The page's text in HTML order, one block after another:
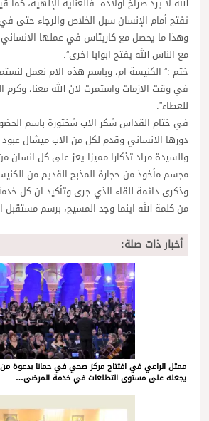
الله لا يرد صراخ أولاده. فالعناية الإلهية، كما
تفتح أمام الإنسان سبل الخلاص والرجاء
وهذا ما يحصل مع كاريتاس في عملها الانساني ـ
مع الناس الله يفتح ابوابا اخرى”.
ختم :” الكنيسة ام، وباسم هذه الام نعمل
في وقت الازمات واستمرت لان الله معنا،
للعطاء”.
في ختام القداس شكر الاب شختورة باسم
دورها الانساني وقدم لكل من الاب ميشال عبود
والسيدة مراد تذكارا مميزا يعز على كل انسان من
مجسم مأخوذ من حجارة المذبح القديم من
وذكرى دائمة للقاء الذي جرى وتأكيد ان كل
من كلمة الله اينما وجد المسيح، برسم مستقبل
أخبار ذات صلة:
ممثل الراعي في افتتاح مركز صحي في حمانا بدعوة
يجعله على مستوى التطلعات في خدمة المرضى…